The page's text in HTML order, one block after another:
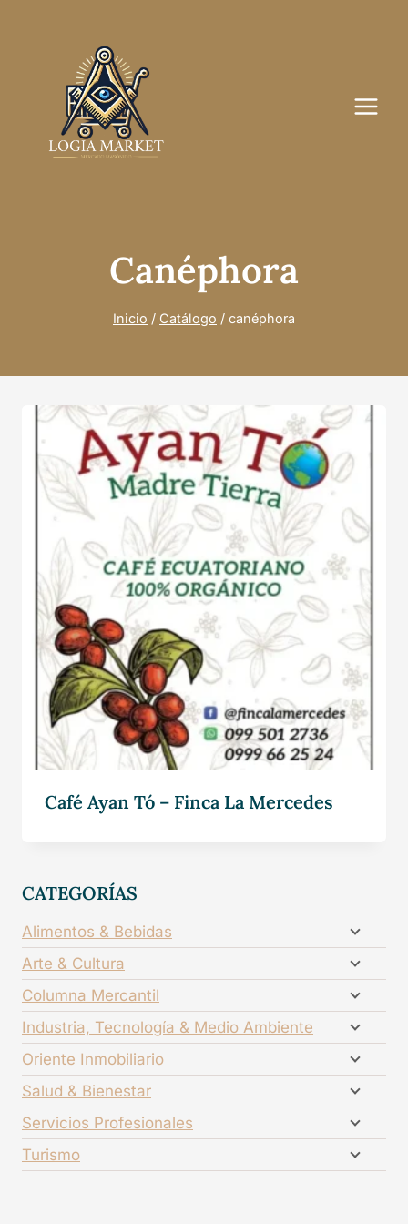
Canéphora
Inicio / Catálogo / canéphora
Café Ayan Tó – Finca La Mercedes
CATEGORÍAS
Alimentos & Bebidas
Arte & Cultura
Columna Mercantil
Industria, Tecnología & Medio Ambiente
Oriente Inmobiliario
Salud & Bienestar
Servicios Profesionales
Turismo